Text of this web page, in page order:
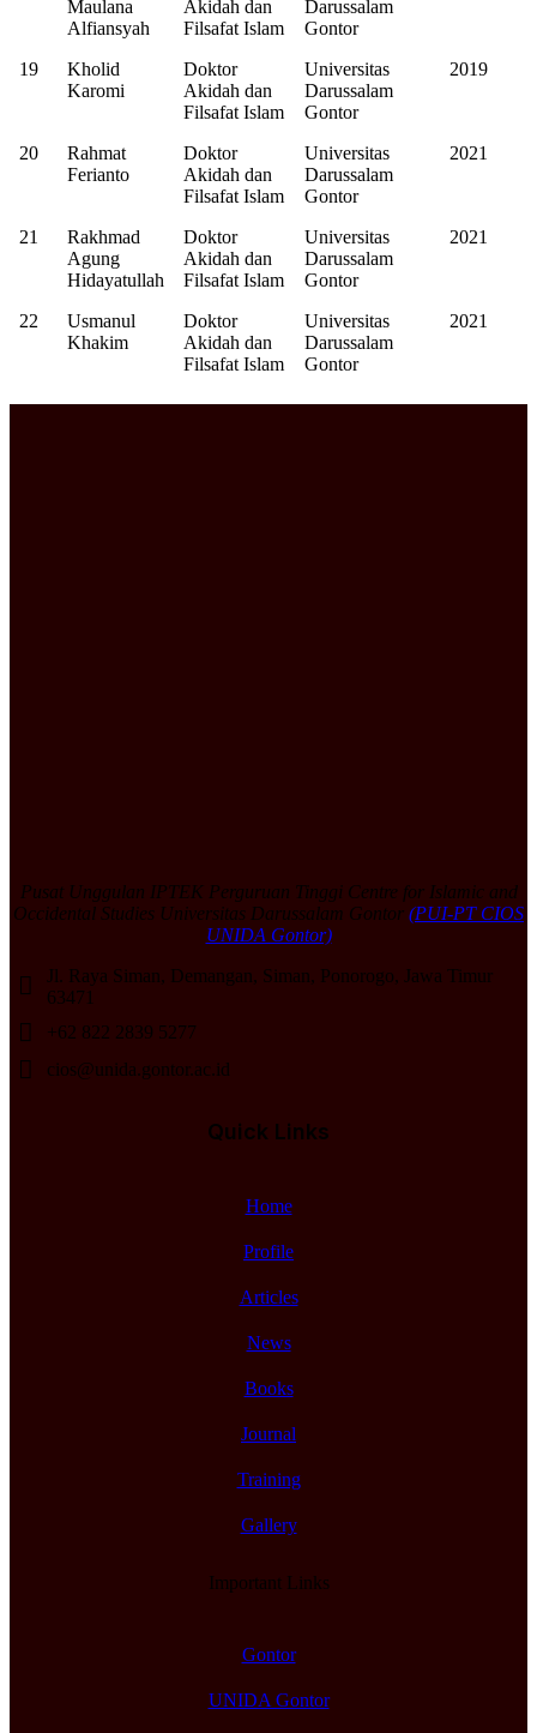
Maulana
Alfiansyah
Akidah dan
Filsafat Islam
Darussalam
Gontor
19
Kholid
Karomi
Doktor
Akidah dan
Filsafat Islam
Universitas
Darussalam
Gontor
2019
20
Rahmat
Ferianto
Doktor
Akidah dan
Filsafat Islam
Universitas
Darussalam
Gontor
2021
21
Rakhmad
Agung
Hidayatullah
Doktor
Akidah dan
Filsafat Islam
Universitas
Darussalam
Gontor
2021
22
Usmanul
Khakim
Doktor
Akidah dan
Filsafat Islam
Universitas
Darussalam
Gontor
2021
Pusat Unggulan IPTEK Perguruan Tinggi Centre for Islamic and
Occidental Studies Universitas Darussalam Gontor (PUI-PT CIOS
UNIDA Gontor)
Jl. Raya Siman, Demangan, Siman, Ponorogo, Jawa Timur
63471
+62 822 2839 5277
cios@unida.gontor.ac.id
Quick Links
Home
Profile
Articles
News
Books
Journal
Training
Gallery
Important Links
Gontor
UNIDA Gontor